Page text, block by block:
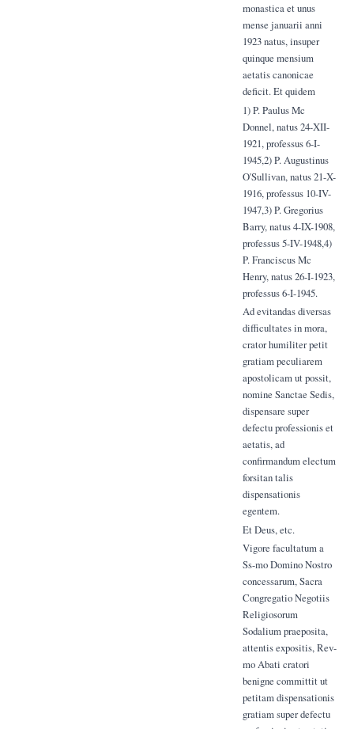
monastica et unus
mense januarii anni
1923 natus, insuper
quinque mensium
aetatis canonicae
deficit. Et quidem
1) P. Paulus Mc
Donnel, natus 24-XII-
1921, professus 6-I-
1945,2) P. Augustinus
O'Sullivan, natus 21-X-
1916, professus 10-IV-
1947,3) P. Gregorius
Barry, natus 4-IX-1908,
professus 5-IV-1948,4)
P. Franciscus Mc
Henry, natus 26-I-1923,
professus 6-I-1945.
Ad evitandas diversas
difficultates in mora,
crator humiliter petit
gratiam peculiarem
apostolicam ut possit,
nomine Sanctae Sedis,
dispensare super
defectu professionis et
aetatis, ad
confirmandum electum
forsitan talis
dispensationis
egentem.
Et Deus, etc.
Vigore facultatum a
Ss-mo Domino Nostro
concessarum, Sacra
Congregatio Negotiis
Religiosorum
Sodalium praeposita,
attentis expositis, Rev-
mo Abati cratori
benigne committit ut
petitam dispensationis
gratiam super defectu